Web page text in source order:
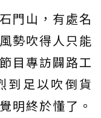
門山，有處名
勢吹得人只能
目專訪闢路工
到足以吹倒貨
明終於懂了。